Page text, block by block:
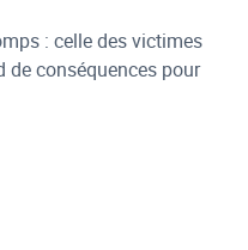
: celle des victimes
de conséquences pour